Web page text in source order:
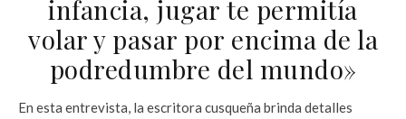
infancia, jugar te permitía
volar y pasar por encima de la
podredumbre del mundo»
En esta entrevista, la escritora cusqueña brinda detalles